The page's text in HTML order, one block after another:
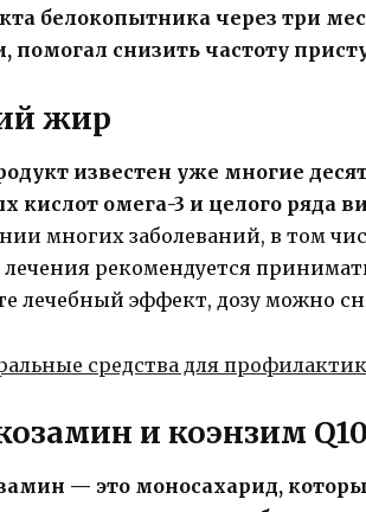
белокопытника через три
помогал снизить частоту
жир
известен уже многие
кислот омега-3 и целого ряда
многих заболеваний, в том
рекомендуется
лечебный эффект, дозу можно
и коэнзим Q10
— это моносахарид,